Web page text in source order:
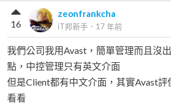
zeonfrankcha
iT邦新手 ． 17 年前
16
我們公司我用Avast，簡單管理而且沒
點，中控管理只有英文介面
但是Client都有中文介面，其實Avast
看看